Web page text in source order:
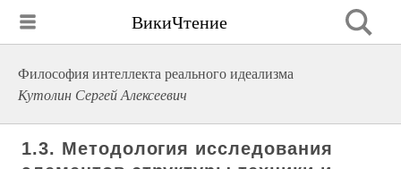
ВикиЧтение
Философия интеллекта реального идеализма
Кутолин Сергей Алексеевич
1.3. Методология исследования